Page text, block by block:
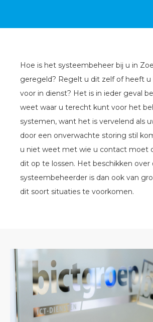
Hoe is het systeembeheer bij u in
geregeld? Regelt u dit zelf of heeft u
voor in dienst? Het is in ieder geval
weet waar u terecht kunt voor het
systemen, want het is vervelend als
door een onverwachte storing stil
u niet weet met wie u contact moet
dit op te lossen. Het beschikken over
systeembeheerder is dan ook van
dit soort situaties te voorkomen.